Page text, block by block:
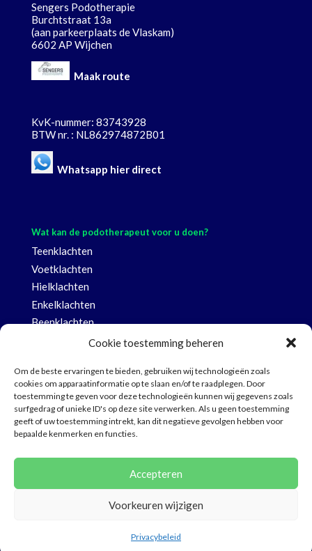
Cookie toestemming beheren
Om de beste ervaringen te bieden, gebruiken wij technologieën zoals
cookies om apparaatinformatie op te slaan en/of te raadplegen. Door
toestemming te geven voor deze technologieën kunnen wij gegevens zoals
surfgedrag of unieke ID's op deze site verwerken. Als u geen toestemming
geeft of uw toestemming intrekt, kan dit negatieve gevolgen hebben voor
bepaalde kenmerken en functies.
Accepteren
Voorkeuren wijzigen
Privacybeleid
Sengers Podotherapie
Burchtstraat 13a
(aan parkeerplaats de Vlaskam)
6602 AP Wijchen
Maak route
KvK-nummer: 83743928
BTW nr. : NL862974872B01
Whatsapp hier direct
Wat kan de podotherapeut voor u doen?
Teenklachten
Voetklachten
Hielklachten
Enkelklachten
Beenklachten
Knieklachten
Nagel- en huidklachten voet
Privacybeleid
Cookies
Bloom